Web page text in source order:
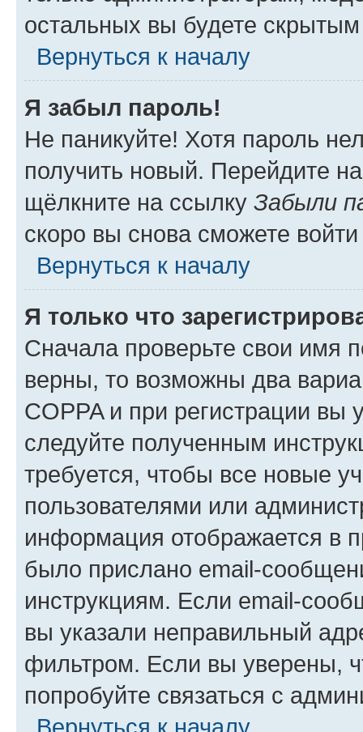
остальных вы будете
Вернуться к началу
Я забыл пароль!
Не паникуйте! Хотя пароль
получить новый. Перейдите
щёлкните на ссылку Забыли
скоро вы снова сможете
Вернуться к началу
Я только что
Сначала проверьте свои имя
верны, то возможны два
COPPA и при регистрации вы
следуйте полученным
требуется, чтобы все новые
пользователями или
информация отображается в
было прислано email-
инструкциям. Если email-
вы указали неправильный
фильтром. Если вы уверены,
попробуйте связаться с
Вернуться к началу